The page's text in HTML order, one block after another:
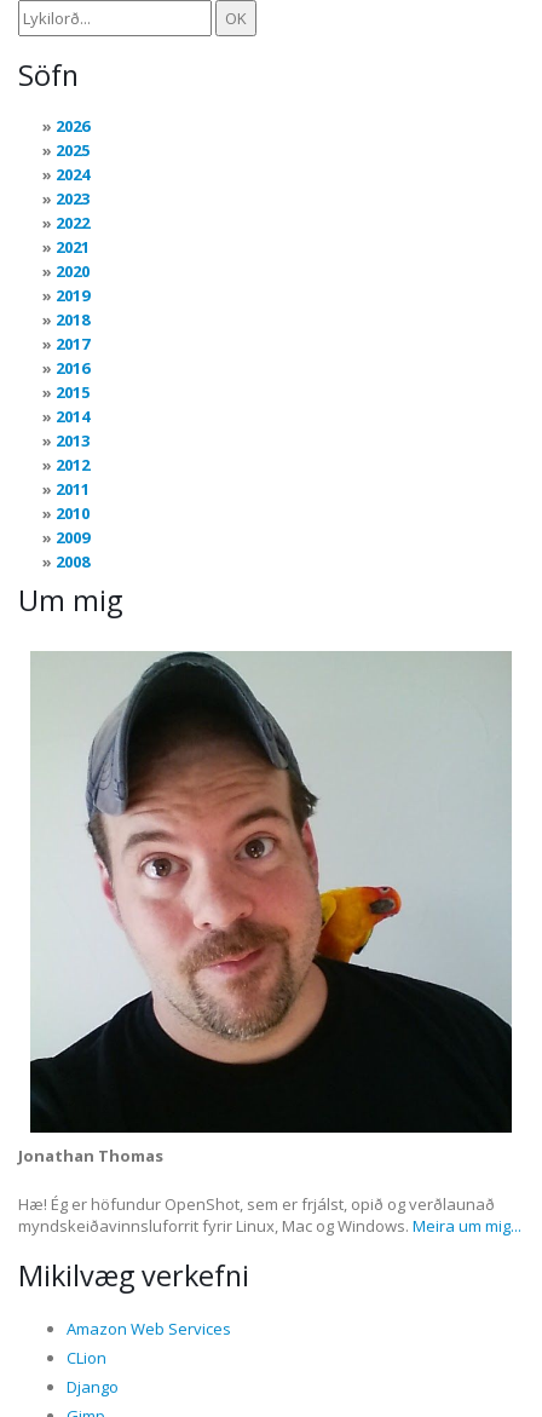
Söfn
2026
2025
2024
2023
2022
2021
2020
2019
2018
2017
2016
2015
2014
2013
2012
2011
2010
2009
2008
Um mig
Jonathan Thomas
Hæ! Ég er höfundur OpenShot, sem er frjálst, opið og verðlaunað
myndskeiðavinnsluforrit fyrir Linux, Mac og Windows. Meira um mig...
Mikilvæg verkefni
Amazon Web Services
CLion
Django